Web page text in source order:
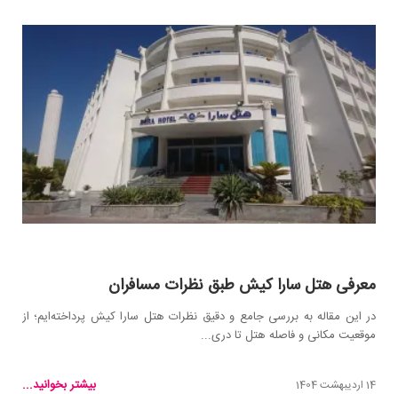
معرفی هتل سارا کیش طبق نظرات مسافران
در این مقاله به بررسی جامع و دقیق نظرات هتل سارا کیش پرداخته‌ایم؛ از
موقعیت مکانی و فاصله هتل تا دری...
14 اردیبهشت 1404 بیشتر بخوانید...